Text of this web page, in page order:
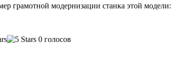
грамотной модернизации станка этой модели:
0 голосов